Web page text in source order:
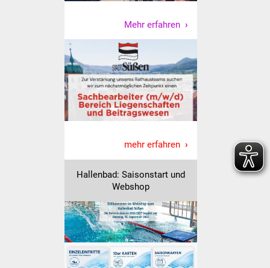
Selbsteintrag Vereine
Beirat Süßener Vereine
Sportanlagen
Tourismus
Schwäbischer Albtrauf
Route der
Industriekultur
Lebenslagen
Mehr erfahren
mehr erfahren
Hallenbad: Saisonstart und
Webshop